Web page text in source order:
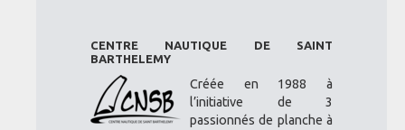
CENTRE NAUTIQUE DE SAINT
BARTHELEMY
Créée en 1988 à
l’initiative de 3
passionnés de planche à